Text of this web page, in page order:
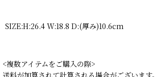
SIZE:H:26.4 W:18.8 D:(厚み)10.6cm
<複数アイテムをご購入の際>
送料が加算されて計算される場合がございます。